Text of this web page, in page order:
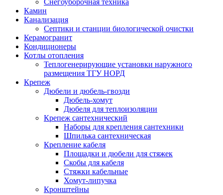
Снегоуборочная техника
Камин
Канализация
Септики и станции биологической очистки
Керамогранит
Кондиционеры
Котлы отопления
Теплогенерирующие установки наружного
размещения ТГУ НОРД
Крепеж
Дюбели и дюбель-гвозди
Дюбель-хомут
Дюбеля для теплоизоляции
Крепеж сантехнический
Наборы для крепления сантехники
Шпилька сантехническая
Крепление кабеля
Площадки и дюбели для стяжек
Скобы для кабеля
Стяжки кабельные
Хомут-липучка
Кронштейны